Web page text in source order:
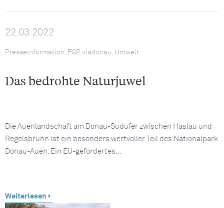
22.03.2022
Presseinformation, FGP, viadonau, Umwelt
Das bedrohte Naturjuwel
Die Auenlandschaft am Donau-Südufer zwischen Haslau und
Regelsbrunn ist ein besonders wertvoller Teil des Nationalpark
Donau-Auen. Ein EU-gefördertes…
Weiterlesen